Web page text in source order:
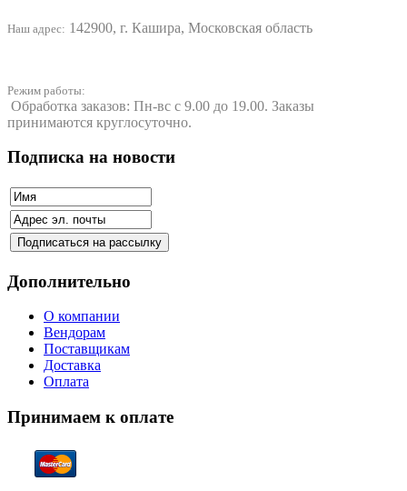
Наш адрес: 142900, г. Кашира, Московская область
Режим работы:
Обработка заказов: Пн-вс с 9.00 до 19.00. Заказы
принимаются круглосуточно.
Подписка на новости
Дополнительно
О компании
Вендорам
Поставщикам
Доставка
Оплата
Принимаем к оплате